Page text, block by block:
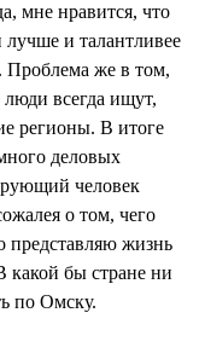
мне нравится, что
лучше и талантливее
Проблема же в том,
всегда ищут,
регионы. В итоге
деловых
человек
о том, чего
представляю жизнь
какой бы стране ни
по Омску.